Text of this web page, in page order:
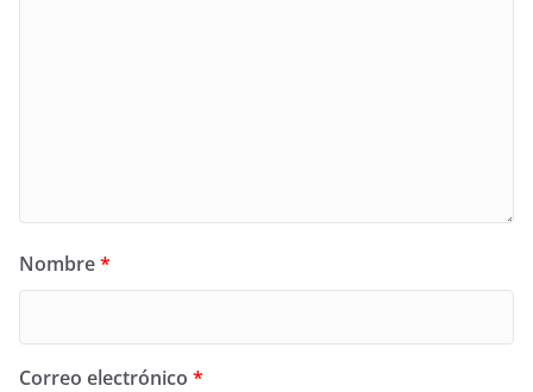
Nombre*
Correo electrónico *